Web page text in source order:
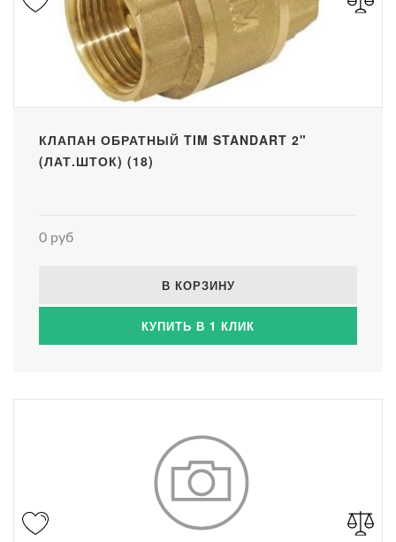
КЛАПАН ОБРАТНЫЙ TIM STANDART 2"
(ЛАТ.ШТОК) (18)
0 руб
В КОРЗИНУ
КУПИТЬ В 1 КЛИК